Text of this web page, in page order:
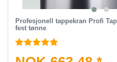
Profesjonell tappekran Profi
fest tønne